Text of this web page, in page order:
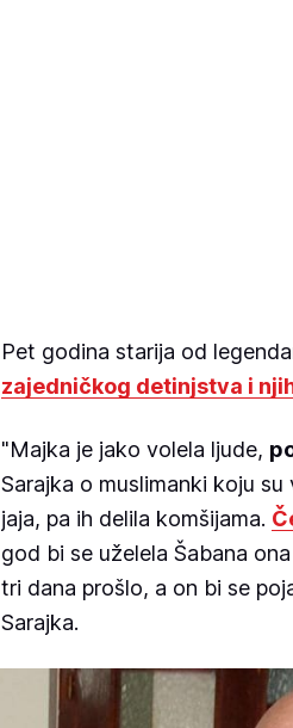
Pet godina starija od
zajedničkog detinjstva i
"Majka je jako volela ljude,
Sarajka o muslimanki koju
jaja, pa ih delila komšijama.
god bi se uželela Šabana
tri dana prošlo, a on bi se
Sarajka.